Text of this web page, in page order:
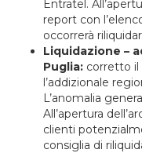
Entratel.
report con
occorrerà
Liquidazione –
Puglia: corretto il
l’addizionale
L’anomalia
All’apertura
clienti
consiglia di